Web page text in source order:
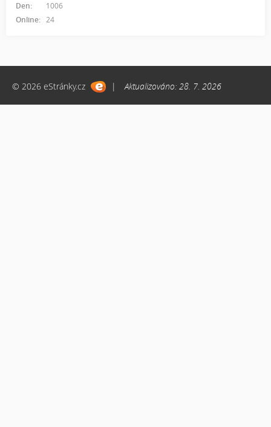
Online: 24
Den:
1006
© 2026 eStránky.cz | Aktualizováno: 28. 7. 2026